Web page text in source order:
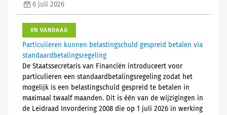
6 juli 2026
VN VANDAAG
Particulieren kunnen belastingschuld gespreid betalen via
standaardbetalingsregeling
De Staatssecretaris van Financiën introduceert voor
particulieren een standaardbetalingsregeling zodat het
mogelijk is een belastingschuld gespreid te betalen in
maximaal twaalf maanden. Dit is één van de wijzigingen in
de Leidraad Invordering 2008 die op 1 juli 2026 in werking